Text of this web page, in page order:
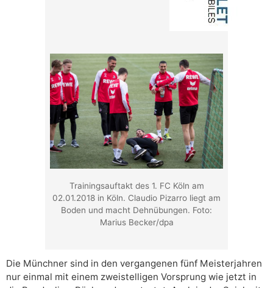
Trainingsauftakt des 1. FC Köln am
02.01.2018 in Köln. Claudio Pizarro liegt am
Boden und macht Dehnübungen. Foto:
Marius Becker/dpa
Die Münchner sind in den vergangenen fünf Meisterjahren
nur einmal mit einem zweistelligen Vorsprung wie jetzt in